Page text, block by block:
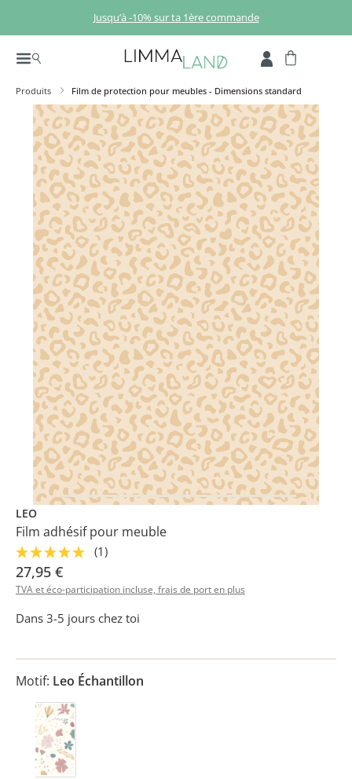
Passer au contenu principalJusqu’à -10% sur ta 1ère commande
Produits Film de protection pour meubles - Dimensions standard
LEO
Film adhésif pour meuble
(1)
27,95 €
TVA et éco-participation incluse, frais de port en plus
Dans 3-5 jours chez toi
Motif: Leo Échantillon
Blumig Rosa & Blau